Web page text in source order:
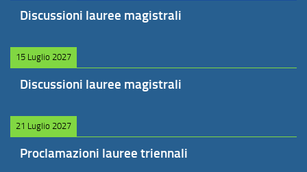
Discussioni lauree magistrali
15 Luglio 2027
Discussioni lauree magistrali
21 Luglio 2027
Proclamazioni lauree triennali